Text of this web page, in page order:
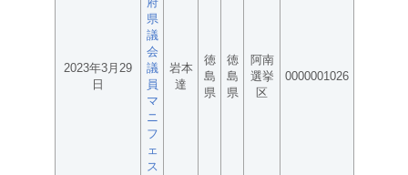
2023年3月29
日
県
議
会
議
員
マ
ニ
フ
ェ
ス
岩本
達
徳
島
県
徳
島
県
阿南
選挙
区
0000001026